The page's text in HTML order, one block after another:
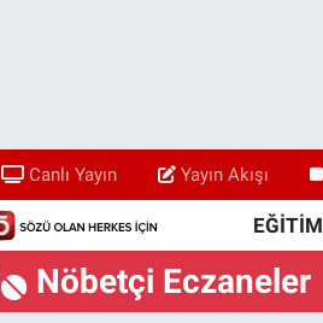
Canlı Yayın Yayın Akışı
EĞİTİM
Nöbetçi Eczaneler
Arşiv